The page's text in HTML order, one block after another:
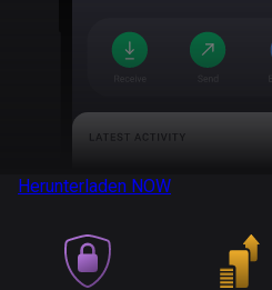
Herunterladen NOW